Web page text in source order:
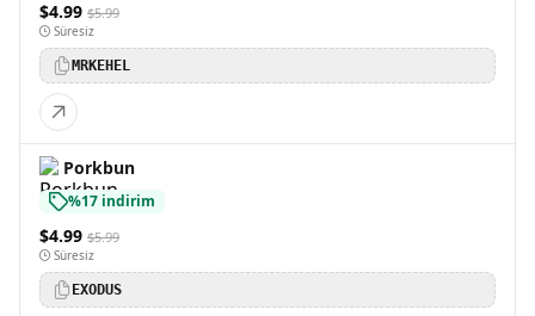
$4.99 $5.99
Süresiz
MRKEHEL
Porkbun
%17 indirim
$4.99 $5.99
Süresiz
EXODUS